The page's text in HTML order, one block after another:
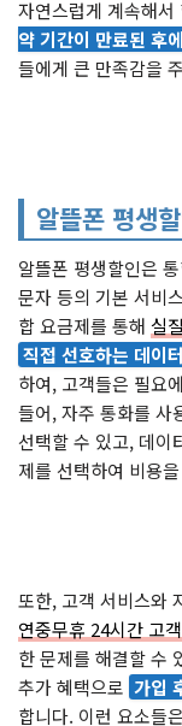
자연스럽게 계속해
약 기간이 만료된 후
들에게 큰 만족감을
알뜰폰 평생
알뜰폰 평생할인은
문자 등의 기본 서비
합 요금제를 통해 실
직접 선호하는 데이
하여, 고객들은 필요
들어, 자주 통화를 사
선택할 수 있고, 데이
제를 선택하여 비용
또한, 고객 서비스와
연중무휴 24시간 고
한 문제를 해결할 수
추가 혜택으로 가입
합니다. 이런 요소들